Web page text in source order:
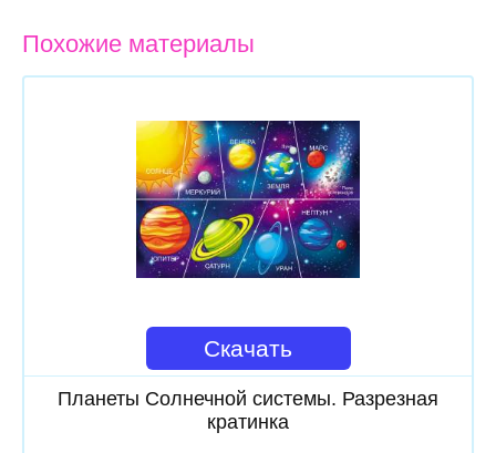
Похожие материалы
Скачать
Планеты Солнечной системы. Разрезная
кратинка